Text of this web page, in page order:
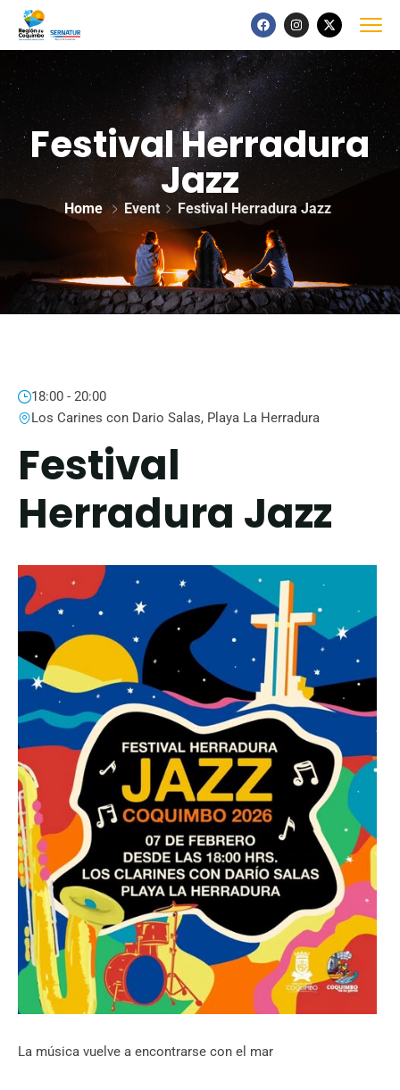
Festival Herradura
Jazz
Home Event Festival Herradura Jazz
18:00 - 20:00
Los Carines con Dario Salas, Playa La Herradura
Festival
Herradura Jazz
La música vuelve a encontrarse con el mar